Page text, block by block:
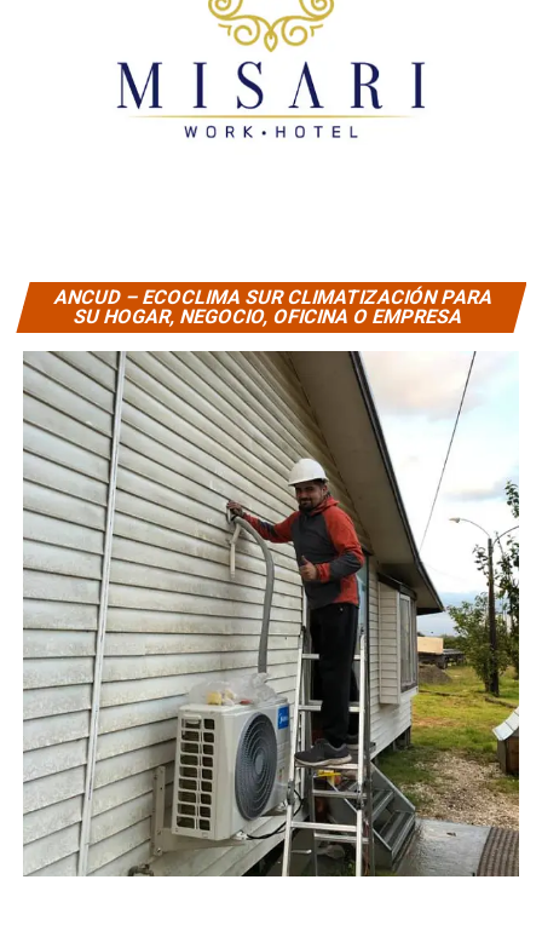
ANCUD – ECOCLIMA SUR CLIMATIZACIÓN PARA
SU HOGAR, NEGOCIO, OFICINA O EMPRESA